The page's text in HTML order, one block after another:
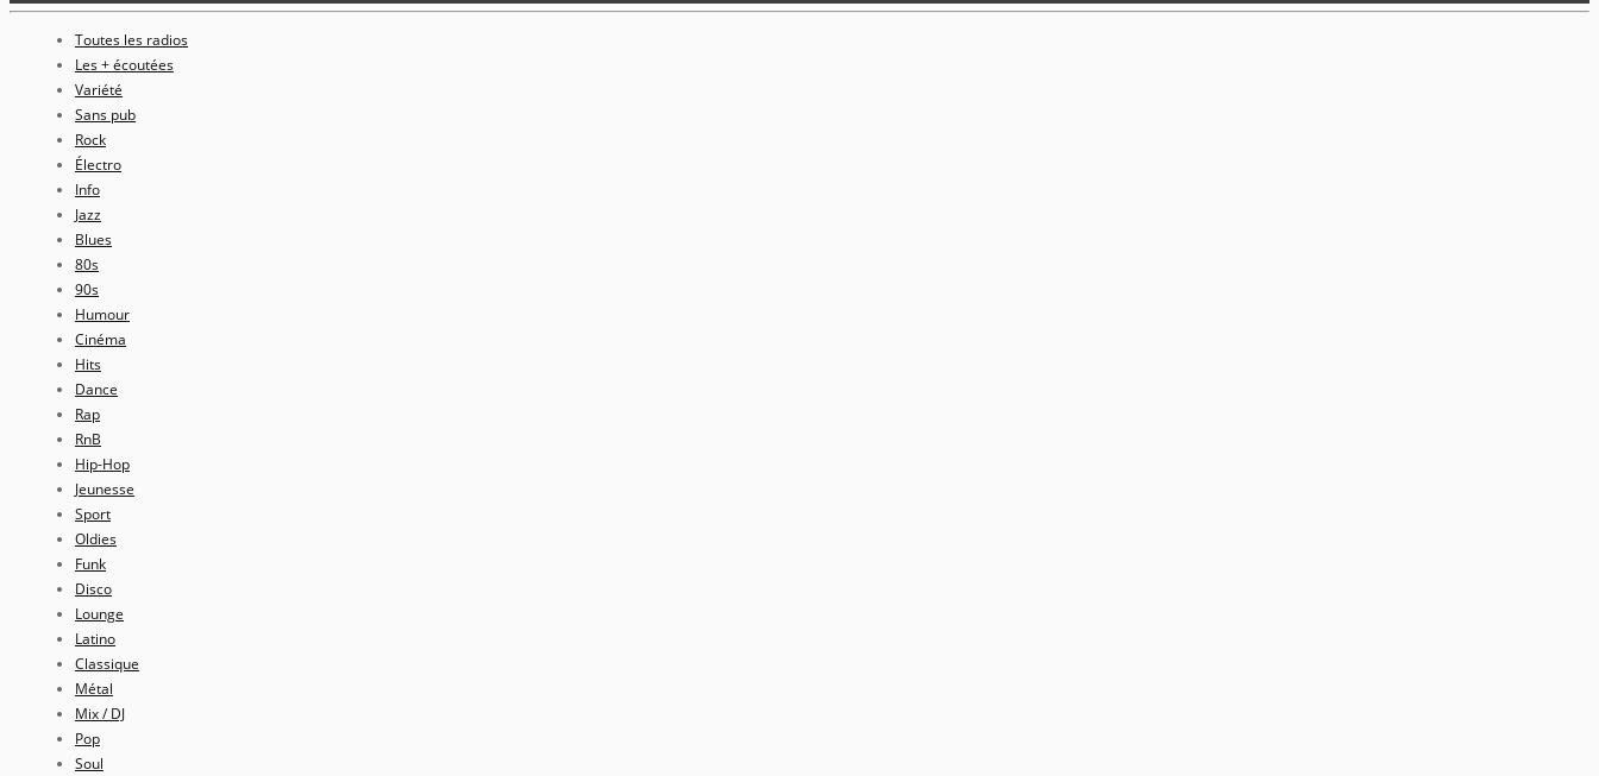
Toutes les radios
Les + écoutées
Variété
Sans pub
Rock
Électro
Info
Jazz
Blues
80s
90s
Humour
Cinéma
Hits
Dance
Rap
RnB
Hip-Hop
Jeunesse
Sport
Oldies
Funk
Disco
Lounge
Latino
Classique
Métal
Mix / DJ
Pop
Soul